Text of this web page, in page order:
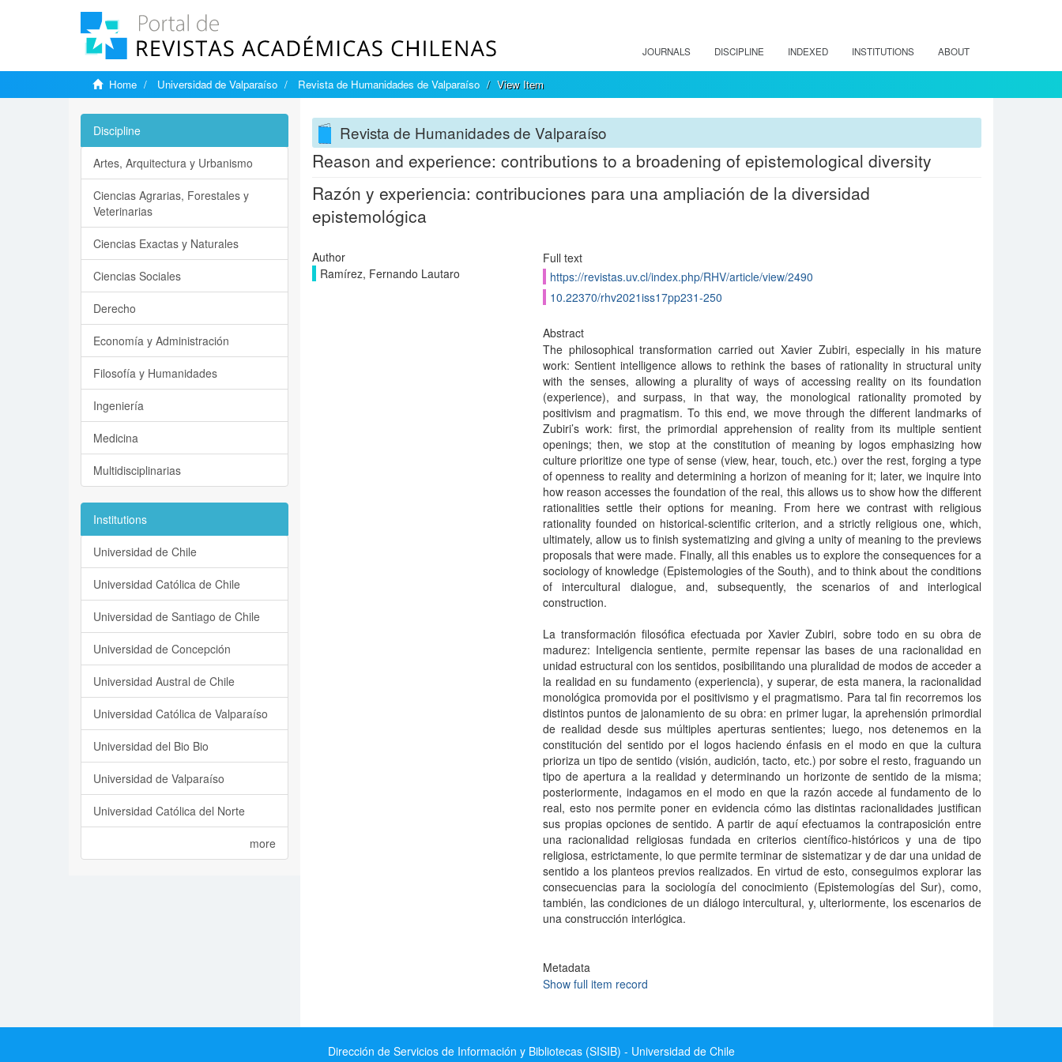
JOURNALS DISCIPLINE INDEXED INSTITUTIONS ABOUT
Home Universidad de Valparaíso Revista de Humanidades de Valparaíso View Item
Revista de Humanidades de Valparaíso
Reason and experience: contributions to a broadening of epistemological diversity
Razón y experiencia: contribuciones para una ampliación de la diversidad
epistemológica
Author
Ramírez, Fernando Lautaro
Full text
https://revistas.uv.cl/index.php/RHV/article/view/2490
10.22370/rhv2021iss17pp231-250
Abstract
The philosophical transformation carried out Xavier Zubiri, especially in his mature
work: Sentient intelligence allows to rethink the bases of rationality in structural unity
with the senses, allowing a plurality of ways of accessing reality on its foundation
(experience), and surpass, in that way, the monological rationality promoted by
positivism and pragmatism. To this end, we move through the different landmarks of
Zubiri’s work: first, the primordial apprehension of reality from its multiple sentient
openings; then, we stop at the constitution of meaning by logos emphasizing how
culture prioritize one type of sense (view, hear, touch, etc.) over the rest, forging a type
of openness to reality and determining a horizon of meaning for it; later, we inquire into
how reason accesses the foundation of the real, this allows us to show how the different
rationalities settle their options for meaning. From here we contrast with religious
rationality founded on historical-scientific criterion, and a strictly religious one, which,
ultimately, allow us to finish systematizing and giving a unity of meaning to the previews
proposals that were made. Finally, all this enables us to explore the consequences for a
sociology of knowledge (Epistemologies of the South), and to think about the conditions
of intercultural dialogue, and, subsequently, the scenarios of and interlogical
construction.
La transformación filosófica efectuada por Xavier Zubiri, sobre todo en su obra de
madurez: Inteligencia sentiente, permite repensar las bases de una racionalidad en
unidad estructural con los sentidos, posibilitando una pluralidad de modos de acceder a
la realidad en su fundamento (experiencia), y superar, de esta manera, la racionalidad
monológica promovida por el positivismo y el pragmatismo. Para tal fin recorremos los
distintos puntos de jalonamiento de su obra: en primer lugar, la aprehensión primordial
de realidad desde sus múltiples aperturas sentientes; luego, nos detenemos en la
constitución del sentido por el logos haciendo énfasis en el modo en que la cultura
prioriza un tipo de sentido (visión, audición, tacto, etc.) por sobre el resto, fraguando un
tipo de apertura a la realidad y determinando un horizonte de sentido de la misma;
posteriormente, indagamos en el modo en que la razón accede al fundamento de lo
real, esto nos permite poner en evidencia cómo las distintas racionalidades justifican
sus propias opciones de sentido. A partir de aquí efectuamos la contraposición entre
una racionalidad religiosas fundada en criterios científico-históricos y una de tipo
religiosa, estrictamente, lo que permite terminar de sistematizar y de dar una unidad de
sentido a los planteos previos realizados. En virtud de esto, conseguimos explorar las
consecuencias para la sociología del conocimiento (Epistemologías del Sur), como,
también, las condiciones de un diálogo intercultural, y, ulteriormente, los escenarios de
una construcción interlógica.
Metadata
Show full item record
Discipline
Artes, Arquitectura y Urbanismo
Ciencias Agrarias, Forestales y
Veterinarias
Ciencias Exactas y Naturales
Ciencias Sociales
Derecho
Economía y Administración
Filosofía y Humanidades
Ingeniería
Medicina
Multidisciplinarias
Institutions
Universidad de Chile
Universidad Católica de Chile
Universidad de Santiago de Chile
Universidad de Concepción
Universidad Austral de Chile
Universidad Católica de Valparaíso
Universidad del Bio Bio
Universidad de Valparaíso
Universidad Católica del Norte
more
Dirección de Servicios de Información y Bibliotecas (SISIB) - Universidad de Chile